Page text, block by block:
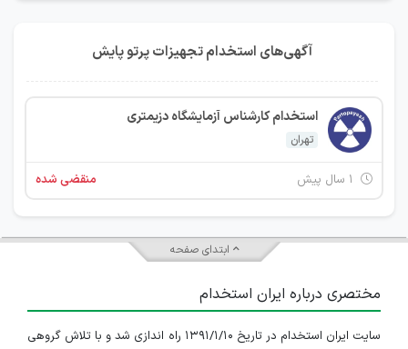
آگهی‌های استخدام تجهیزات پرتو پایش
استخدام کارشناس آزمایشگاه دزیمتری
تهران
منقضی شده
ابتدای صفحه
مختصری درباره ایران استخدام
سایت ایران استخدام در تاریخ ۱۳۹۱/۱/۱۰ راه اندازی شد و با تلاش گروهی